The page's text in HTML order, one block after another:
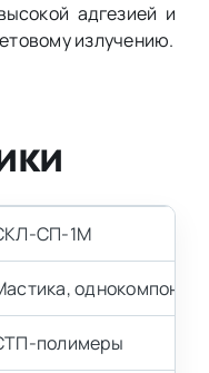
адгезией и
излучению.
СП-1М
полимеры